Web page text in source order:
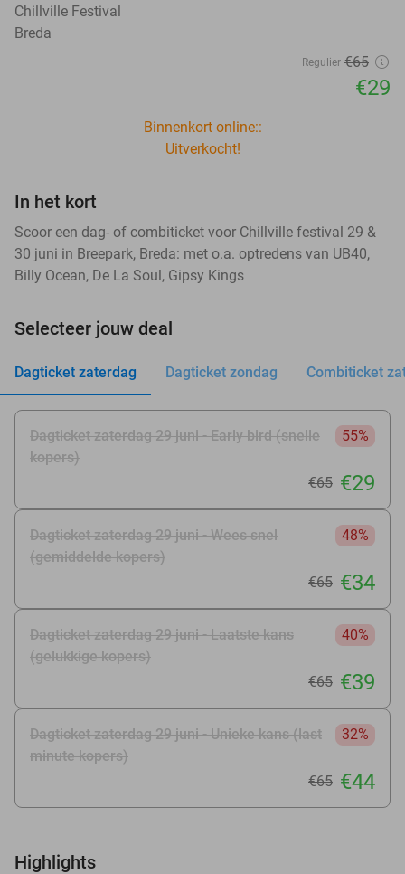
Chillville Festival
Breda
Regulier €65
€29
Binnenkort online::
Uitverkocht!
In het kort
Scoor een dag- of combiticket voor Chillville festival 29 &
30 juni in Breepark, Breda: met o.a. optredens van UB40,
Billy Ocean, De La Soul, Gipsy Kings
Selecteer jouw deal
Dagticket zaterdag Dagticket zondag Combiticket
Dagticket zaterdag 29 juni - Early bird (snelle
kopers)
55%
€65 €29
Dagticket zaterdag 29 juni - Wees snel
(gemiddelde kopers)
48%
€65 €34
Dagticket zaterdag 29 juni - Laatste kans
(gelukkige kopers)
40%
€65 €39
Dagticket zaterdag 29 juni - Unieke kans (last
minute kopers)
32%
€65 €44
Highlights